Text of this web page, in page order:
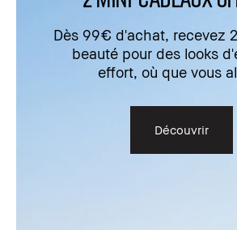
Dès 99€ d'achat, recevez
beauté pour des looks
effort, où que vous
Découvrir